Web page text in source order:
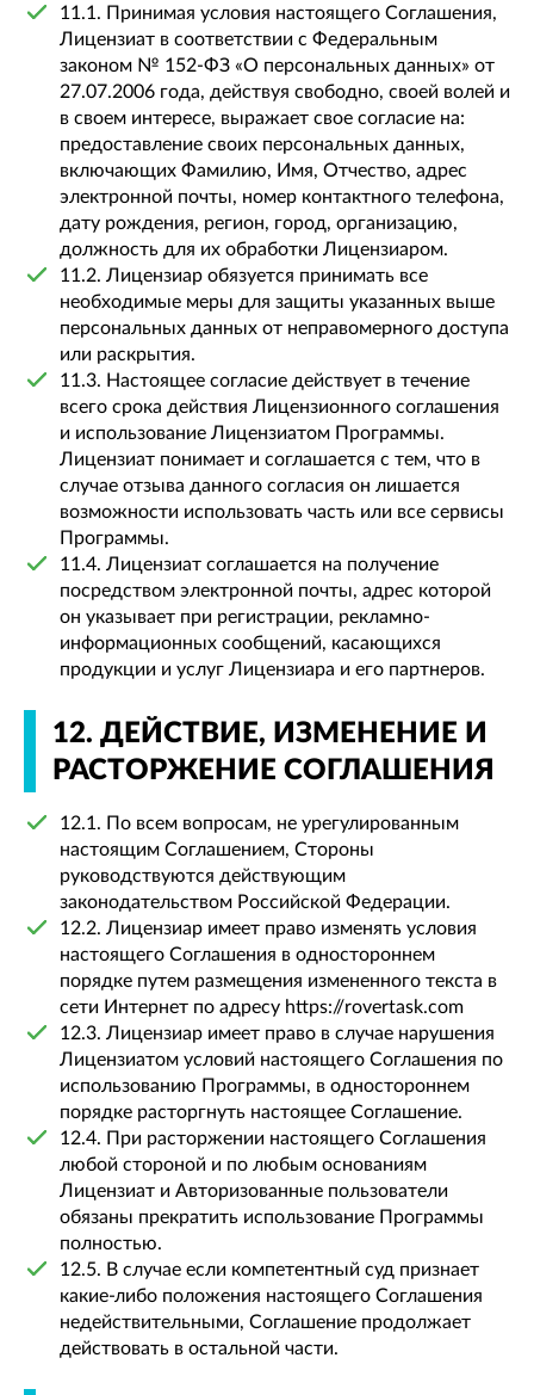
11.1. Принимая условия настоящего Соглашения,
Лицензиат в соответствии с Федеральным
законом № 152-ФЗ «О персональных данных» от
27.07.2006 года, действуя свободно, своей волей и
в своем интересе, выражает свое согласие на:
предоставление своих персональных данных,
включающих Фамилию, Имя, Отчество, адрес
электронной почты, номер контактного телефона,
дату рождения, регион, город, организацию,
должность для их обработки Лицензиаром.
11.2. Лицензиар обязуется принимать все
необходимые меры для защиты указанных выше
персональных данных от неправомерного доступа
или раскрытия.
11.3. Настоящее согласие действует в течение
всего срока действия Лицензионного соглашения
и использование Лицензиатом Программы.
Лицензиат понимает и соглашается с тем, что в
случае отзыва данного согласия он лишается
возможности использовать часть или все сервисы
Программы.
11.4. Лицензиат соглашается на получение
посредством электронной почты, адрес которой
он указывает при регистрации, рекламно-
информационных сообщений, касающихся
продукции и услуг Лицензиара и его партнеров.
12. ДЕЙСТВИЕ, ИЗМЕНЕНИЕ И
РАСТОРЖЕНИЕ СОГЛАШЕНИЯ
12.1. По всем вопросам, не урегулированным
настоящим Соглашением, Стороны
руководствуются действующим
законодательством Российской Федерации.
12.2. Лицензиар имеет право изменять условия
настоящего Соглашения в одностороннем
порядке путем размещения измененного текста в
сети Интернет по адресу https://rovertask.com
12.3. Лицензиар имеет право в случае нарушения
Лицензиатом условий настоящего Соглашения по
использованию Программы, в одностороннем
порядке расторгнуть настоящее Соглашение.
12.4. При расторжении настоящего Соглашения
любой стороной и по любым основаниям
Лицензиат и Авторизованные пользователи
обязаны прекратить использование Программы
полностью.
12.5. В случае если компетентный суд признает
какие-либо положения настоящего Соглашения
недействительными, Соглашение продолжает
действовать в остальной части.